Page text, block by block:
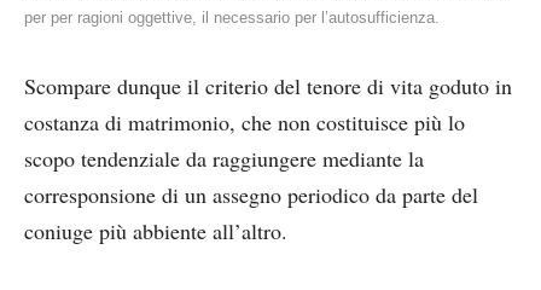
per per ragioni oggettive, il necessario per l’autosufficienza.
Scompare dunque il criterio del tenore di vita goduto in
costanza di matrimonio, che non costituisce più lo
scopo tendenziale da raggiungere mediante la
corresponsione di un assegno periodico da parte del
coniuge più abbiente all’altro.